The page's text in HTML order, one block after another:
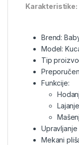
Karakteristike:
Brend:
Model:
Tip
Funkcije:
Lajanje
Mekani